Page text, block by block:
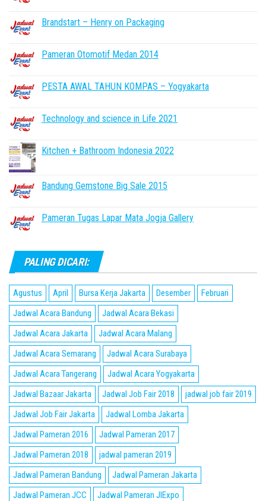
Brandstart – Henry on Packaging
Pameran Otomotif Medan 2014
PESTA AWAL TAHUN KOMPAS – Yogyakarta
Technology and science in Life 2021
Kitchen + Bathroom Indonesia 2022
Bandung Gemstone Big Sale 2015
Pameran Tugas Lapar Mata Jogja Gallery
PALING DICARI:
Agustus April Bursa Kerja Jakarta Desember
Februari
Jadwal Acara Bandung
Jadwal Acara Bekasi
Jadwal Acara Jakarta
Jadwal Acara Malang
Jadwal Acara Semarang
Jadwal Acara Surabaya
Jadwal Acara Tangerang
Jadwal Acara Yogyakarta
Jadwal Bazaar Jakarta
Jadwal Job Fair 2018
jadwal job fair 2019
Jadwal Job Fair Jakarta
Jadwal Lomba Jakarta
Jadwal Pameran 2016
Jadwal Pameran 2017
Jadwal Pameran 2018
jadwal pameran 2019
Jadwal Pameran Bandung
Jadwal Pameran Jakarta
Jadwal Pameran JCC
Jadwal Pameran JIExpo